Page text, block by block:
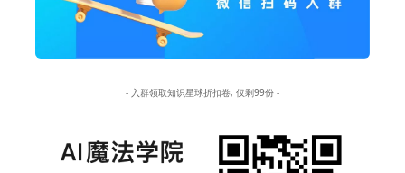
- 入群领取知识星球折扣卷, 仅剩99份 -